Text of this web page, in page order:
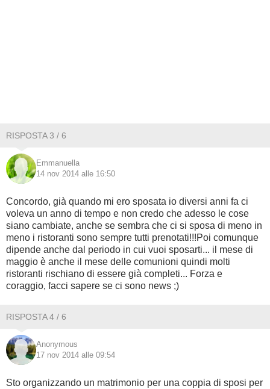
RISPOSTA 3 / 6
Emmanuella
14 nov 2014 alle 16:50
Concordo, già quando mi ero sposata io diversi anni fa ci
voleva un anno di tempo e non credo che adesso le cose
siano cambiate, anche se sembra che ci si sposa di meno in
meno i ristoranti sono sempre tutti prenotati!!!Poi comunque
dipende anche dal periodo in cui vuoi sposarti... il mese di
maggio è anche il mese delle comunioni quindi molti
ristoranti rischiano di essere già completi... Forza e
coraggio, facci sapere se ci sono news ;)
RISPOSTA 4 / 6
Anonymous
17 nov 2014 alle 09:54
Sto organizzando un matrimonio per una coppia di sposi per